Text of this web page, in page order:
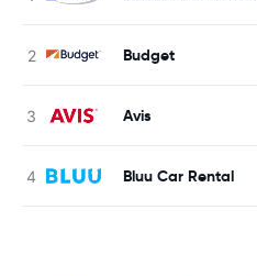
Budget
Avis
Bluu Car Rental